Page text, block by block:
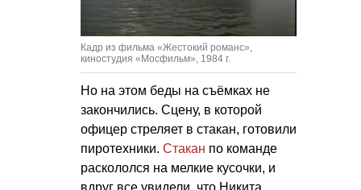
Кадр из фильма «Жестокий романс»,
киностудия «Мосфильм», 1984 г.
Но на этом беды на съёмках не
закончились. Сцену, в которой
офицер стреляет в стакан, готовили
пиротехники. Стакан по команде
раскололся на мелкие кусочки, и